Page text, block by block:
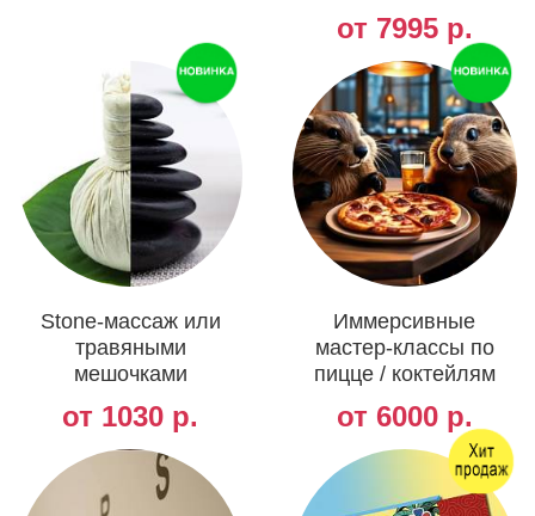
от 7995 р.
Stone-массаж или
травяными
мешочками
от 1030 р.
Иммерсивные
мастер-классы по
пицце / коктейлям
от 6000 р.